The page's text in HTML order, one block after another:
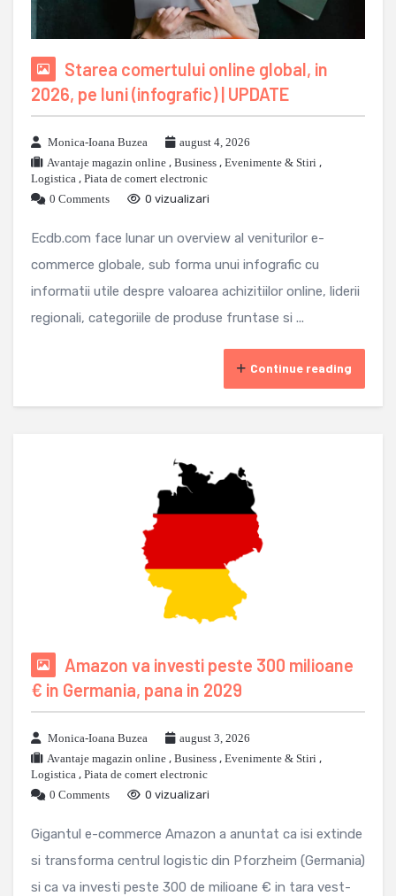
Starea comertului online global, in
2026, pe luni (infografic) | UPDATE
Monica-Ioana Buzea
august 4, 2026
Avantaje magazin online , Business , Evenimente & Stiri ,
Logistica , Piata de comert electronic
0 Comments
0 vizualizari
Ecdb.com face lunar un overview al veniturilor e-
commerce globale, sub forma unui infografic cu
informatii utile despre valoarea achizitiilor online, liderii
regionali, categoriile de produse fruntase si ...
Continue reading
Amazon va investi peste 300 milioane
€ in Germania, pana in 2029
Monica-Ioana Buzea
august 3, 2026
Avantaje magazin online , Business , Evenimente & Stiri ,
Logistica , Piata de comert electronic
0 Comments
0 vizualizari
Gigantul e-commerce Amazon a anuntat ca isi extinde
si transforma centrul logistic din Pforzheim (Germania)
si ca va investi peste 300 de milioane € in tara vest-